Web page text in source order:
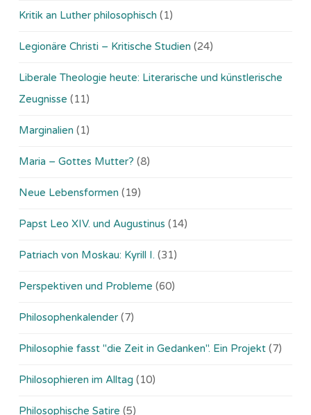
Kritik an Luther philosophisch (1)
Legionäre Christi – Kritische Studien (24)
Liberale Theologie heute: Literarische und künstlerische
Zeugnisse (11)
Marginalien (1)
Maria – Gottes Mutter? (8)
Neue Lebensformen (19)
Papst Leo XIV. und Augustinus (14)
Patriach von Moskau: Kyrill I. (31)
Perspektiven und Probleme (60)
Philosophenkalender (7)
Philosophie fasst "die Zeit in Gedanken". Ein Projekt (7)
Philosophieren im Alltag (10)
Philosophische Satire (5)